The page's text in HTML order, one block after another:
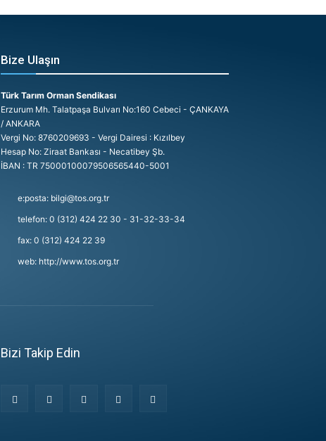
Bize Ulaşın
Türk Tarım Orman Sendikası
Erzurum Mh. Talatpaşa Bulvarı No:160 Cebeci - ÇANKAYA
/ ANKARA
Vergi No: 8760209693 - Vergi Dairesi : Kızılbey
Hesap No: Ziraat Bankası - Necatibey Şb.
İBAN : TR 75000100079506565440-5001
e:posta: bilgi@tos.org.tr
telefon: 0 (312) 424 22 30 - 31-32-33-34
fax: 0 (312) 424 22 39
web: http://www.tos.org.tr
Bizi Takip Edin